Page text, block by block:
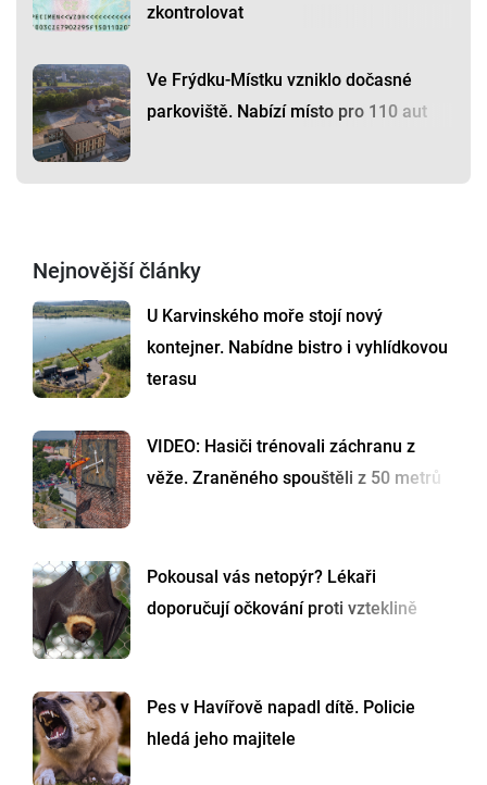
zkontrolovat
Ve Frýdku-Místku vzniklo dočasné
parkoviště. Nabízí místo pro 110 aut
Nejnovější články
U Karvinského moře stojí nový
kontejner. Nabídne bistro i vyhlídkovou
terasu
VIDEO: Hasiči trénovali záchranu z
věže. Zraněného spouštěli z 50 metrů
Pokousal vás netopýr? Lékaři
doporučují očkování proti vzteklině
Pes v Havířově napadl dítě. Policie
hledá jeho majitele